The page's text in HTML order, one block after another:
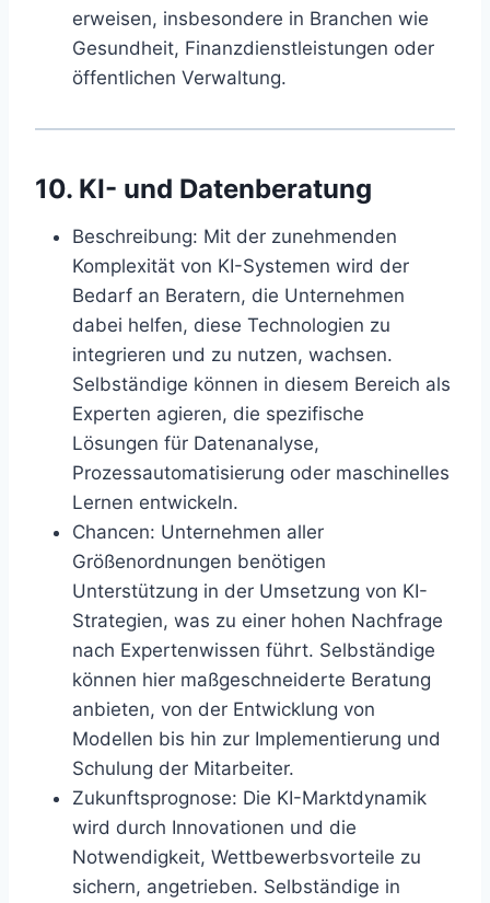
erweisen, insbesondere in Branchen wie
Gesundheit, Finanzdienstleistungen oder
öffentlichen Verwaltung.
10. KI- und Datenberatung
Beschreibung: Mit der zunehmenden
Komplexität von KI-Systemen wird der
Bedarf an Beratern, die Unternehmen
dabei helfen, diese Technologien zu
integrieren und zu nutzen, wachsen.
Selbständige können in diesem Bereich als
Experten agieren, die spezifische
Lösungen für Datenanalyse,
Prozessautomatisierung oder maschinelles
Lernen entwickeln.
Chancen: Unternehmen aller
Größenordnungen benötigen
Unterstützung in der Umsetzung von KI-
Strategien, was zu einer hohen Nachfrage
nach Expertenwissen führt. Selbständige
können hier maßgeschneiderte Beratung
anbieten, von der Entwicklung von
Modellen bis hin zur Implementierung und
Schulung der Mitarbeiter.
Zukunftsprognose: Die KI-Marktdynamik
wird durch Innovationen und die
Notwendigkeit, Wettbewerbsvorteile zu
sichern, angetrieben. Selbständige in